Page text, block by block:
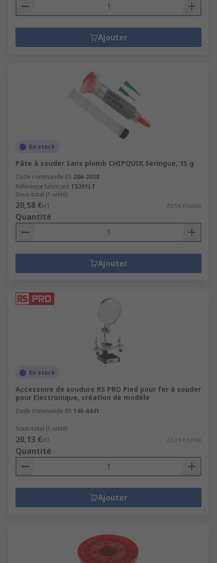
Ajouter
En stock
Pâte à souder Sans plomb CHIPQUIK Seringue, 15 g
Code commande RS 286-2038
Référence fabricant TS391LT
Sous-total (1 unité)
20,58 €HT 20,58 €/unité
Quantité
Ajouter
En stock
Accessoire de soudure RS PRO Pied pour fer à souder
pour Electronique, création de modèle
Code commande RS 146-6441
Sous-total (1 unité)
20,13 €HT 20,13 €/unité
Quantité
Ajouter